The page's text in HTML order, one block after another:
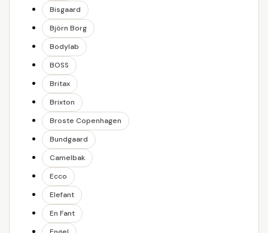
Bisgaard
Björn Borg
Bodylab
BOSS
Britax
Brixton
Broste Copenhagen
Bundgaard
Camelbak
Ecco
Elefant
En Fant